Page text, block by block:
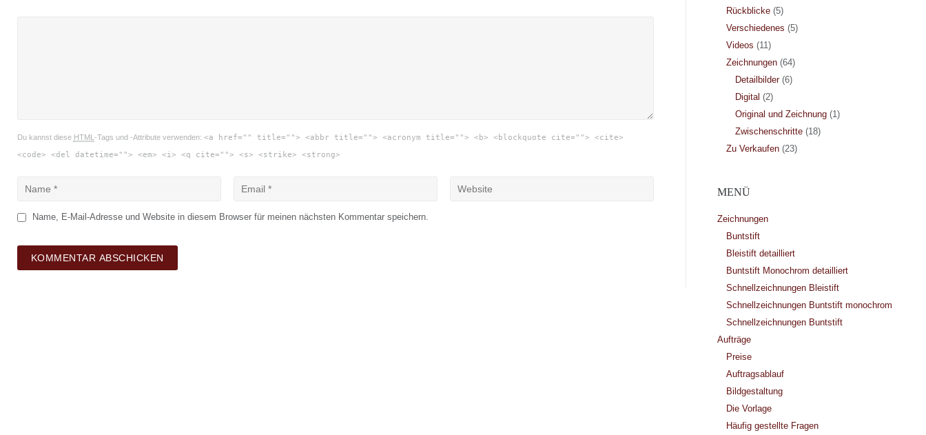
Du kannst diese HTML -Tags und -Attribute verwenden: <a href="" title=""> <abbr title=""> <acronym title=""> <b> <blockquote cite=""> <cite>
<code> <del datetime=""> <em> <i> <q cite=""> <s> <strike> <strong>
Name, E-Mail-Adresse und Website in diesem Browser für meinen nächsten Kommentar speichern.
Rückblicke(5)
Verschiedenes (5)
Videos (11)
Zeichnungen(64)
Detailbilder(6)
Digital (2)
Original und Zeichnung(1)
Zwischenschritte(18)
Zu Verkaufen(23)
MENÜ
Zeichnungen
Buntstift
Bleistift detailliert
Buntstift Monochrom detailliert
Schnellzeichnungen Bleistift
Schnellzeichnungen Buntstift monochrom
Schnellzeichnungen Buntstift
Aufträge
Preise
Auftragsablauf
Bildgestaltung
Die Vorlage
Häufig gestellte Fragen